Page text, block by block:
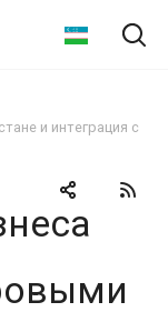
и интеграция с